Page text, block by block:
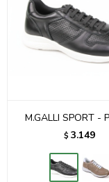
M.GALLI SPORT -
$ 3.149